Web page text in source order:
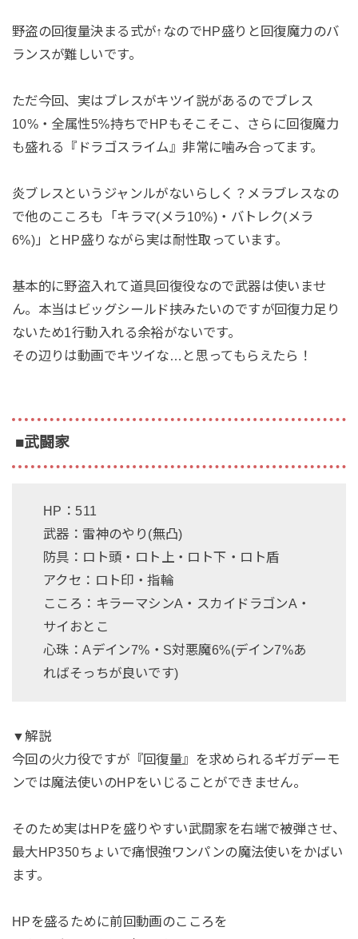
野盗の回復量決まる式が↑なのでHP盛りと回復魔力のバ
ランスが難しいです。
ただ今回、実はブレスがキツイ説があるのでブレス
10%・全属性5%持ちでHPもそこそこ、さらに回復魔力
も盛れる『ドラゴスライム』非常に噛み合ってます。
炎ブレスというジャンルがないらしく？メラブレスなの
で他のこころも「キラマ(メラ10%)・バトレク(メラ
6%)」とHP盛りながら実は耐性取っています。
基本的に野盗入れて道具回復役なので武器は使いませ
ん。本当はビッグシールド挟みたいのですが回復力足り
ないため1行動入れる余裕がないです。
その辺りは動画でキツイな…と思ってもらえたら！
■武闘家
HP：511
武器：雷神のやり(無凸)
防具：ロト頭・ロト上・ロト下・ロト盾
アクセ：ロト印・指輪
こころ：キラーマシンA・スカイドラゴンA・
サイおとこ
心珠：Aデイン7%・S対悪魔6%(デイン7%あ
ればそっちが良いです)
▼解説
今回の火力役ですが『回復量』を求められるギガデーモ
ンでは魔法使いのHPをいじることができません。
そのため実はHPを盛りやすい武闘家を右端で被弾させ、
最大HP350ちょいで痛恨強ワンパンの魔法使いをかばい
ます。
HPを盛るために前回動画のこころを